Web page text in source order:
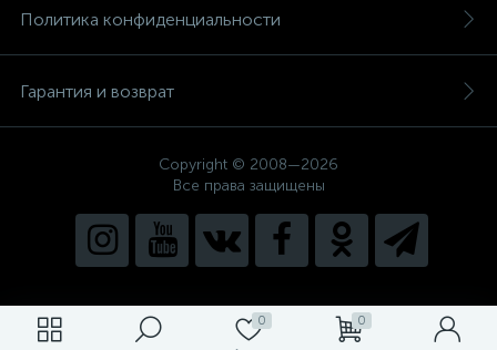
0 0
Политика конфиденциальности
Гарантия и возврат
Copyright © 2008—2026
Все права защищены